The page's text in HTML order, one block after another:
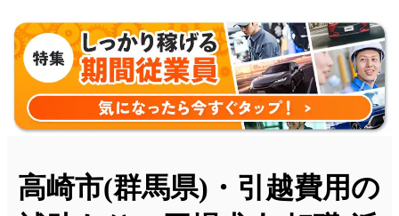
高崎市(群馬県)・引越費用の